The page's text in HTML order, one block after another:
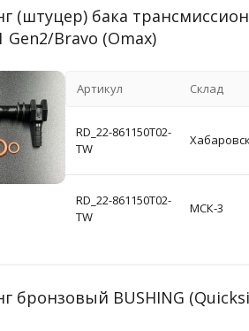
(штуцер) бака
Gen2/Bravo (Omax)
Артикул Склад
RD_22-861150T02-
TW
Хабаровск
RD_22-861150T02-
TW
МСК-3
бронзовый BUSHING